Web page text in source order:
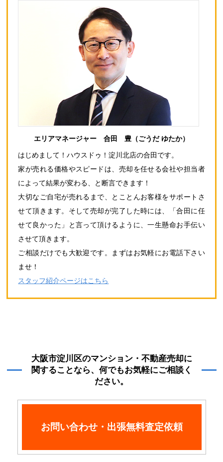
エリアマネージャー 合田 豊（ごうだ ゆたか）
はじめまして！ハウスドゥ！淀川北店の合田です。
家が売れる価格やスピードは、売却を任せる会社や担当者
によって結果が変わる、と断言できます！
大切なご自宅が売れるまで、とことんお客様をサポートさ
せて頂きます。そして売却が完了した時には、「合田に任
せて良かった」と言って頂けるように、一生懸命お手伝い
させて頂きます。
ご相談だけでも大歓迎です。まずはお気軽にお電話下さい
ませ！
スタッフ紹介ページはこちら
大阪市淀川区のマンション・不動産売却に
関することなら、何でもお気軽にご相談く
ださい。
お問い合わせ・出張無料査定依頼